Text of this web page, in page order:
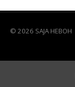
© 2026 SAJA HEBOH